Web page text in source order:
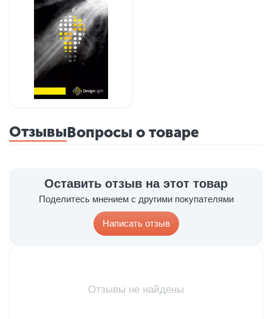
ОтзывыВопросы о товаре
Оставить отзыв на этот товар
Поделитесь мнением с другими покупателями
Написать отзыв
Отзывы не найдены